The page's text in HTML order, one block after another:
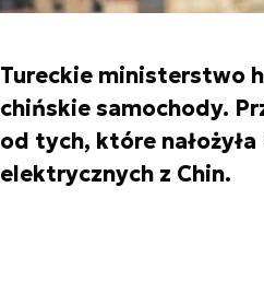
Tureckie ministerstwo
chińskie samochody.
od tych, które
elektrycznych z Chin.